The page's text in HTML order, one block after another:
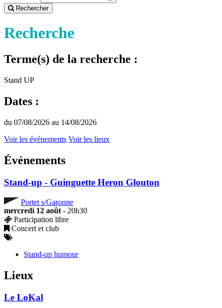
Rechercher
Recherche
Terme(s) de la recherche :
Stand UP
Dates :
du 07/08/2026 au 14/08/2026
Voir les événements Voir les lieux
Événements
Stand-up - Guinguette Heron Glouton
Portet s/Garonne
mercredi 12 août - 20h30
Participation libre
Concert et club
Stand-up humour
Lieux
Le LoKal